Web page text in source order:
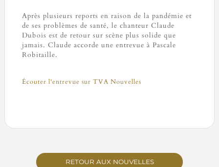
Après plusieurs reports en raison de la pandémie et
de ses problèmes de santé, le chanteur Claude
Dubois est de retour sur scène plus solide que
jamais. Claude accorde une entrevue à Pascale
Robitaille.
Écouter l'entrevue sur TVA Nouvelles
RETOUR AUX NOUVELLES